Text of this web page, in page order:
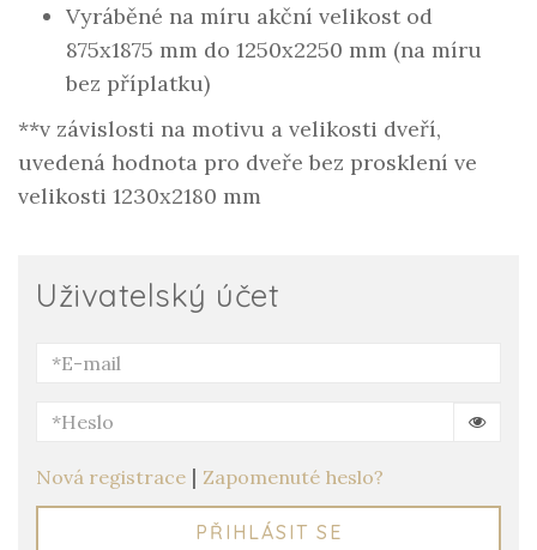
Uživatelský účet
Nová registrace | Zapomenuté heslo?
PŘIHLÁSIT SE
Vyráběné na míru akční velikost od
875x1875 mm do 1250x2250 mm (na míru
bez příplatku)
**v závislosti na motivu a velikosti dveří,
uvedená hodnota pro dveře bez prosklení ve
velikosti 1230x2180 mm